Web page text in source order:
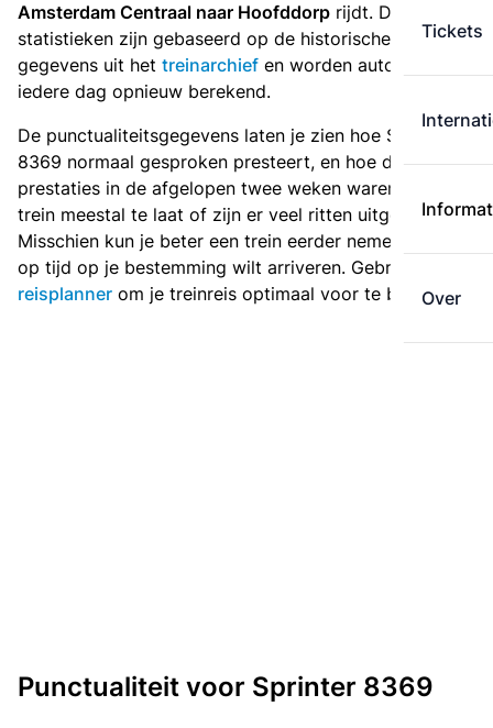
Tickets
Over
Amsterdam Centraal naar Hoofddorp rijdt. Deze
statistieken zijn gebaseerd op de historische
gegevens uit het treinarchief en worden automatisch
iedere dag opnieuw berekend.
De punctualiteitsgegevens laten je zien hoe Sprinter
8369 normaal gesproken presteert, en hoe de
prestaties in de afgelopen twee weken waren. Is deze
trein meestal te laat of zijn er veel ritten uitgevallen?
Misschien kun je beter een trein eerder nemen als je
op tijd op je bestemming wilt arriveren. Gebruik de
reisplanner om je treinreis optimaal voor te bereiden.
Punctualiteit voor Sprinter 8369